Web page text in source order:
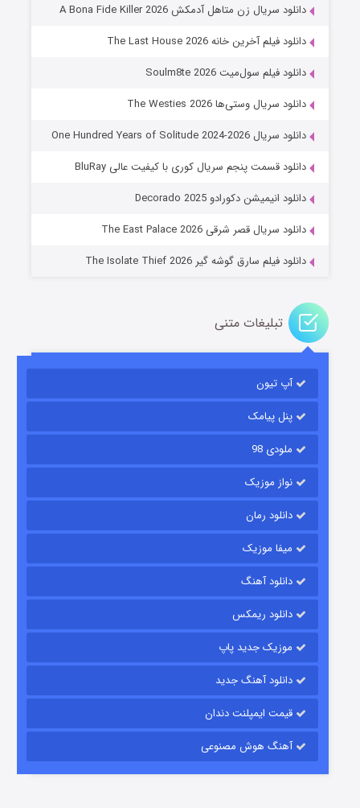
عملیات آپارتمان
قسمت۲ (زیرنویس) منتشر شد
قسمت
دانلود سریال زن متاهل آدمکش A Bona Fide Killer 2026
دانلود فیلم آخرین خانه The Last House 2026
دانلود فیلم سول‌میت Soulm8te 2026
دانلود سریال وستی‌ها The Westies 2026
دانلود سریال One Hundred Years of Solitude 2024-2026
دانلود قسمت پنجم سریال کوری با کیفیت عالی BluRay
دانلود انیمیشن دکورادو Decorado 2025
دانلود سریال قصر شرقی The East Palace 2026
دانلود فیلم سارق گوشه گیر The Isolate Thief 2026
تبلیغات متنی
آپ تیون
پنل پیامک
ملودی 98
نواز موزیک
دانلود رمان
میفا موزیک
دانلود آهنگ
دانلود ریمکس
موزیک جدید پاپ
دانلود آهنگ جدید
قیمت ایمپلنت دندان
آهنگ هوش مصنوعی